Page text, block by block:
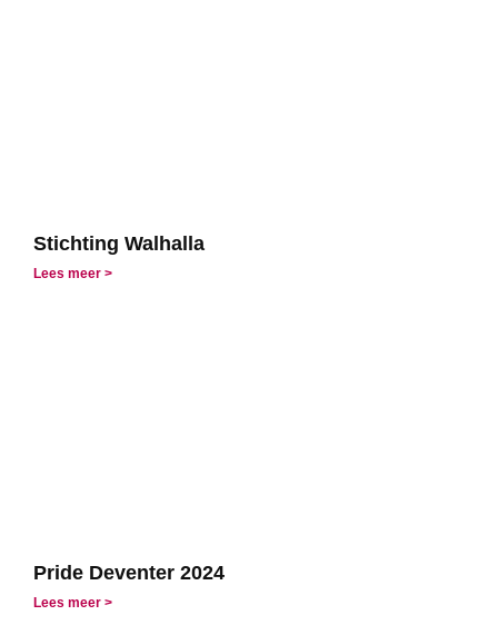
Stichting Walhalla
Lees meer >
Pride Deventer 2024
Lees meer >